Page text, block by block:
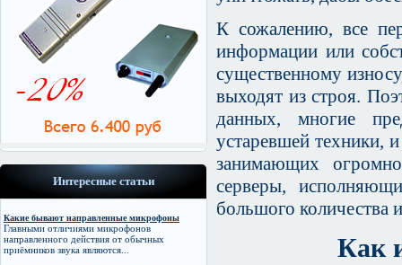
Интересные статьи
Какие бывают направленные микрофоны
Главными отличиями микрофонов
направленного действия от обычных
приёмников звука являются...
К сожалению, все
информации или
существенному
выходят из строя.
данных, многие
устаревшей техники,
занимающих
серверы,
большого количества
Как